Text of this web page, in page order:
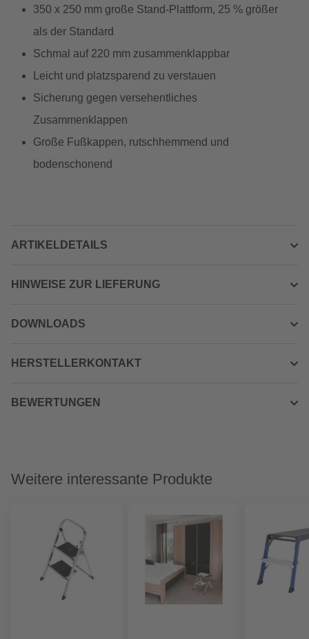
350 x 250 mm große Stand-Plattform, 25 % größer
als der Standard
Schmal auf 220 mm zusammenklappbar
Leicht und platzsparend zu verstauen
Sicherung gegen versehentliches
Zusammenklappen
Große Fußkappen, rutschhemmend und
bodenschonend
ARTIKELDETAILS
HINWEISE ZUR LIEFERUNG
DOWNLOADS
HERSTELLERKONTAKT
BEWERTUNGEN
Weitere interessante Produkte